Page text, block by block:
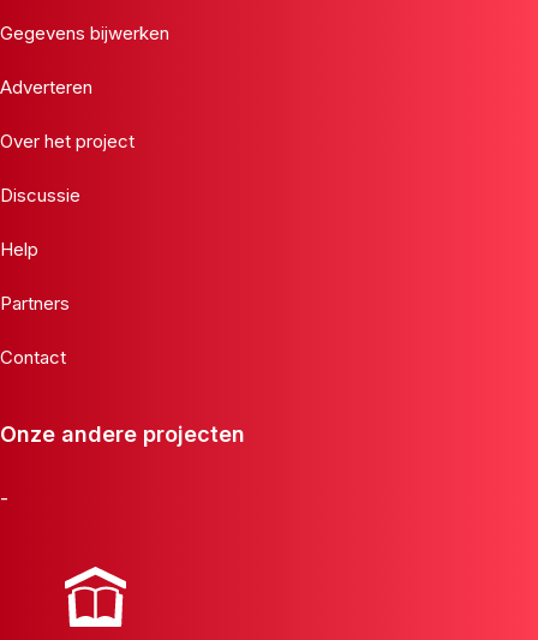
Gegevens bijwerken
Adverteren
Over het project
Discussie
Help
Partners
Contact
Onze andere projecten
-